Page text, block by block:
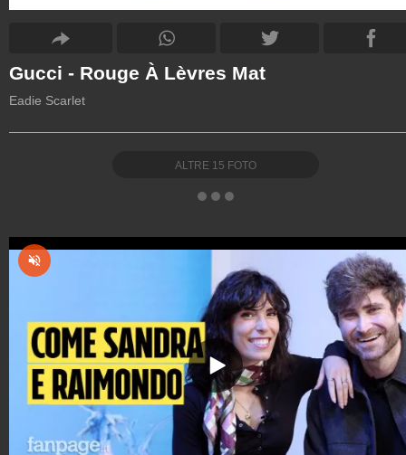
Gucci - Rouge À Lèvres Mat
Eadie Scarlet
ALTRE 15 FOTO